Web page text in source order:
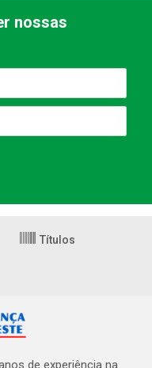
nossas
Títulos
de experiência na